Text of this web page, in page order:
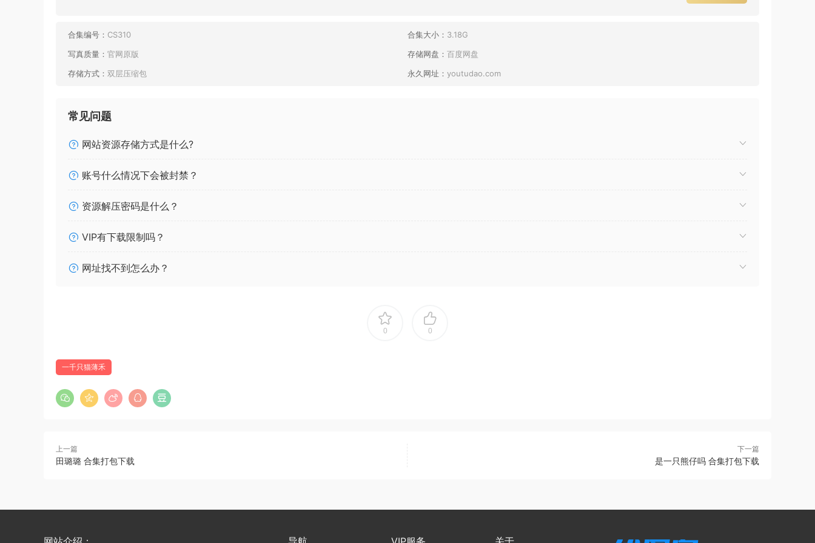
合集编号： CS310 合集大小： 3.18G
写真质量： 官网原版 存储网盘： 百度网盘
存储方式： 双层压缩包 永久网址： youtudao.com
常见问题
网站资源存储方式是什么?
账号什么情况下会被封禁？
资源解压密码是什么？
VIP有下载限制吗？
网址找不到怎么办？
0 0
一千只猫薄禾
上一篇
田璐璐 合集打包下载
下一篇
是一只熊仔吗 合集打包下载